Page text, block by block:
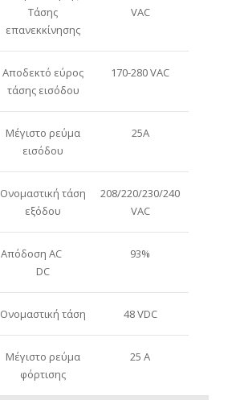
Τάσης
επανεκκίνησης
VAC
Αποδεκτό εύρος
τάσης εισόδου
170-280 VAC
Μέγιστο ρεύμα
εισόδου
25A
Ονομαστική τάση
εξόδου
208/220/230/240
VAC
Απόδοση ΑC
DC
93%
Ονομαστική τάση 48 VDC
Μέγιστο ρεύμα
φόρτισης
25 A